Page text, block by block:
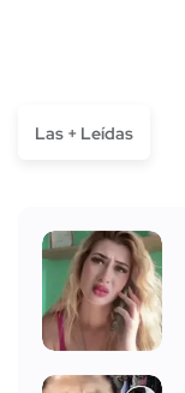
Las + Leídas